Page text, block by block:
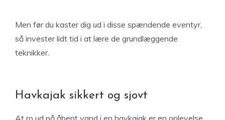
Men før du kaster dig ud i disse spændende eventyr,
så invester lidt tid i at lære de grundlæggende
teknikker.
Havkajak sikkert og sjovt
At ro ud på åbent vand i en havkajak er en oplevelse